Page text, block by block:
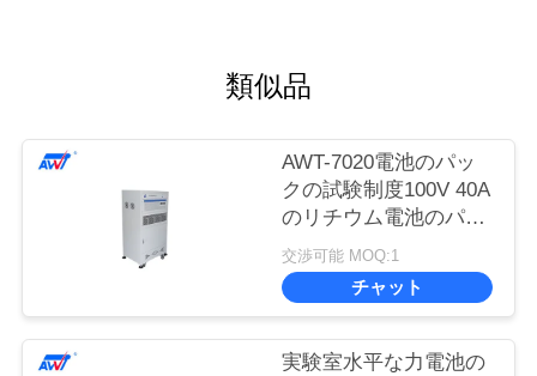
類似品
AWT-7020電池のパッ
クの試験制度100V 40A
のリチウム電池のパッ
クの老化機械
交渉可能 MOQ:1
チャット
実験室水平な力電池の